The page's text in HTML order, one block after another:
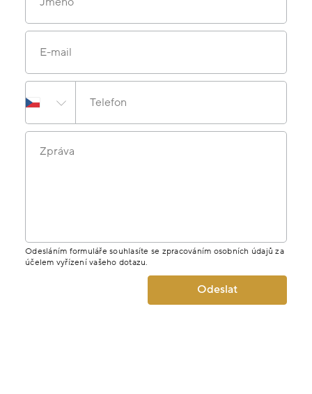
E-mail
Telefon
Zpráva
Odesláním formuláře souhlasíte se zpracováním osobních údajů za
účelem vyřízení vašeho dotazu.
Odeslat